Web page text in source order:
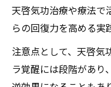
天啓気功治療や療法で
らの回復力を高める実
注意点として、天啓気
ラ覚醒には段階があり